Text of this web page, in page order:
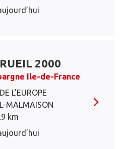
2000
Ile-de-France
L'EUROPE
MALMAISON
km